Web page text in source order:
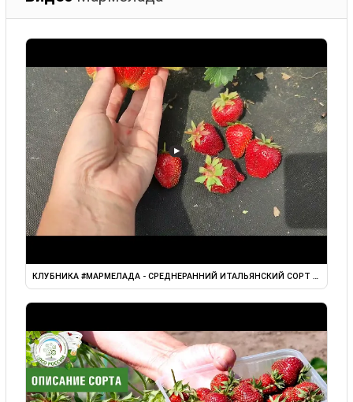
▶
КЛУБНИКА #МАРМЕЛАДА - СРЕДНЕРАННИЙ ИТАЛЬЯНСКИЙ СОРТ В ...